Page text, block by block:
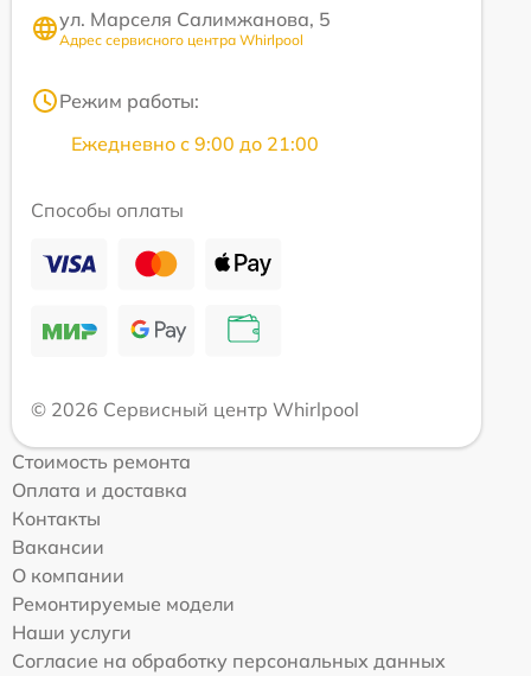
ул. Марселя Салимжанова, 5
Адрес сервисного центра Whirlpool
Режим работы:
Ежедневно с 9:00 до 21:00
Способы оплаты
© 2026 Сервисный центр Whirlpool
Стоимость ремонта
Оплата и доставка
Контакты
Вакансии
О компании
Ремонтируемые модели
Наши услуги
Согласие на обработку персональных данных